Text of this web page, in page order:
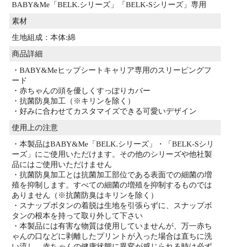
BABY&Me「BELK.シリーズ」「BELK-Sシリーズ」専用
素材
生地組成：本体:綿
商品詳細
・BABY&Meヒップシートキャリア専用のスリーピングフ
ード
・赤ちゃんの頭を優しくすっぽりカバー
・抗菌防臭加工（※キリンを除く）
・好みに合わせてカスタマイズできる可愛いデザイン
使用上の注意
・本製品はBABY&Me「BELK.シリーズ」・「BELK-Sシリ
ーズ」にご使用いただけます。その他のシリーズや他社製
品にはご使用いただけません
・抗菌防臭加工とは抗菌加工部位である表面での細菌の増
殖を抑制します。すべての細菌の増殖を抑制するものでは
ありません（※抗菌防臭はキリンを除く）
・スナップボタンの着脱は生地を引張らずに、スナップボ
タンの根本を持って取り外して下さい
・本製品には有害な物質は使用していませんが、万一赤ち
ゃんの口などに剥離したプリントが入った場合は直ちに洗